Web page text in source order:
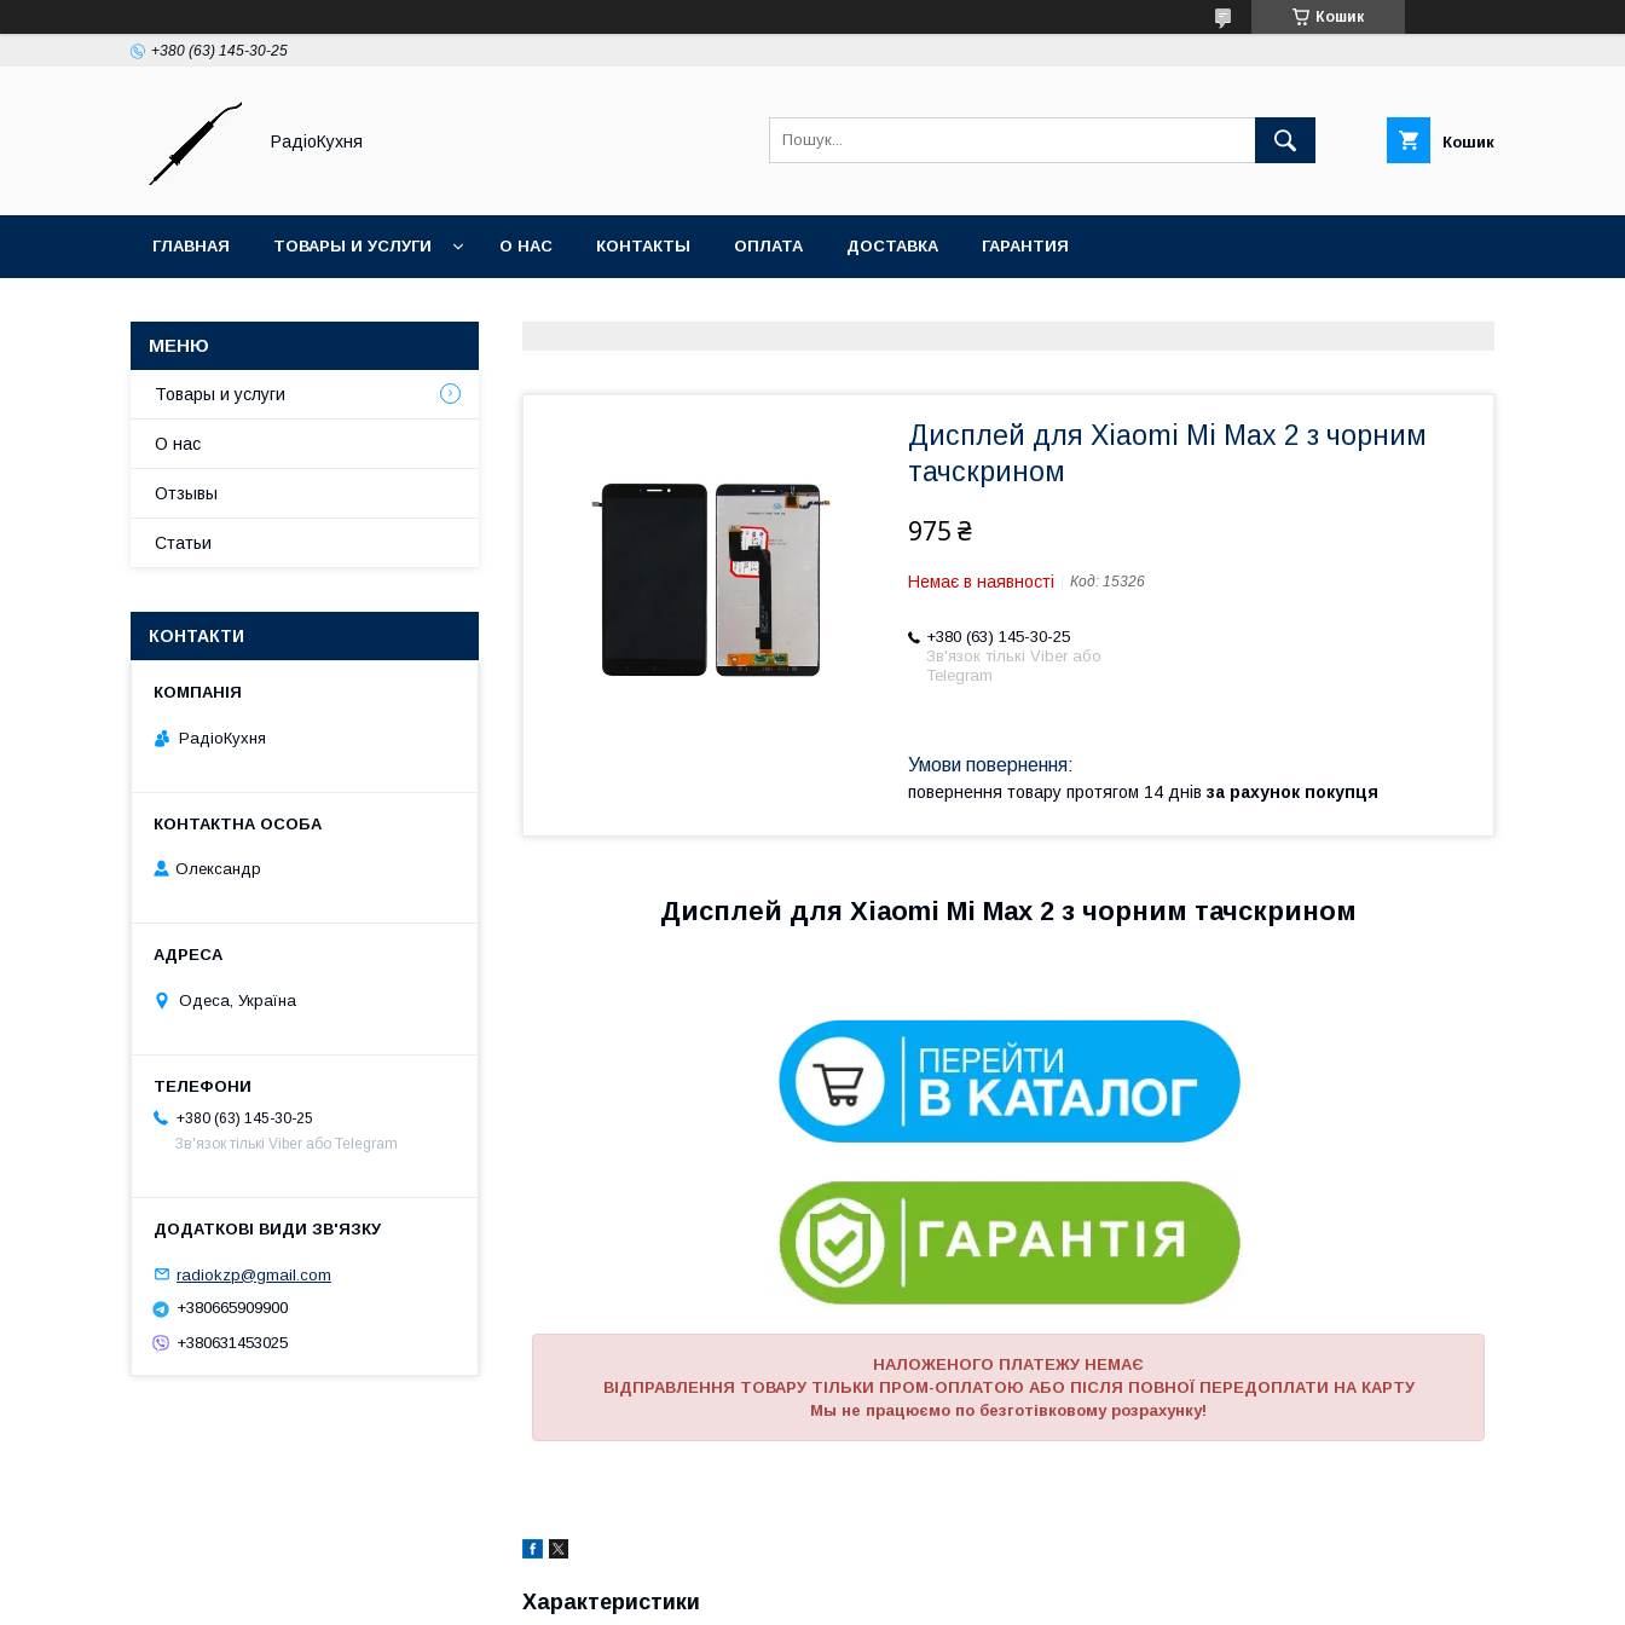
Кошик
+380 (63) 145-30-25
РадіоКухня Кошик
ГЛАВНАЯ ТОВАРЫ И УСЛУГИ О НАС КОНТАКТЫ ОПЛАТА ДОСТАВКА ГАРАНТИЯ
Дисплей для Xiaomi Mi Max 2 з чорним
тачскрином
975 ₴
Немає в наявності Код: 15326
+380 (63) 145-30-25
Зв'язок тількі Viber або
Telegram
повернення товару протягом 14 днів за рахунок покупця
Дисплей для Xiaomi Mi Max 2 з чорним тачскрином
НАЛОЖЕНОГО ПЛАТЕЖУ НЕМАЄ
ВІДПРАВЛЕННЯ ТОВАРУ ТІЛЬКИ ПРОМ-ОПЛАТОЮ АБО ПІСЛЯ ПОВНОЇ ПЕРЕДОПЛАТИ НА КАРТУ
Мы не працюємо по безготівковому розрахунку!
Характеристики
Товары и услуги
О нас
Отзывы
Статьи
КОНТАКТИ
РадіоКухня
Олександр
Одеса, Україна
+380 (63) 145-30-25
Зв'язок тількі Viber або Telegram
radiokzp@gmail.com
+380665909900
+380631453025